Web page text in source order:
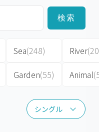
シングル
シングル
検索
Sea(248)
Garden(55)
River
Animal